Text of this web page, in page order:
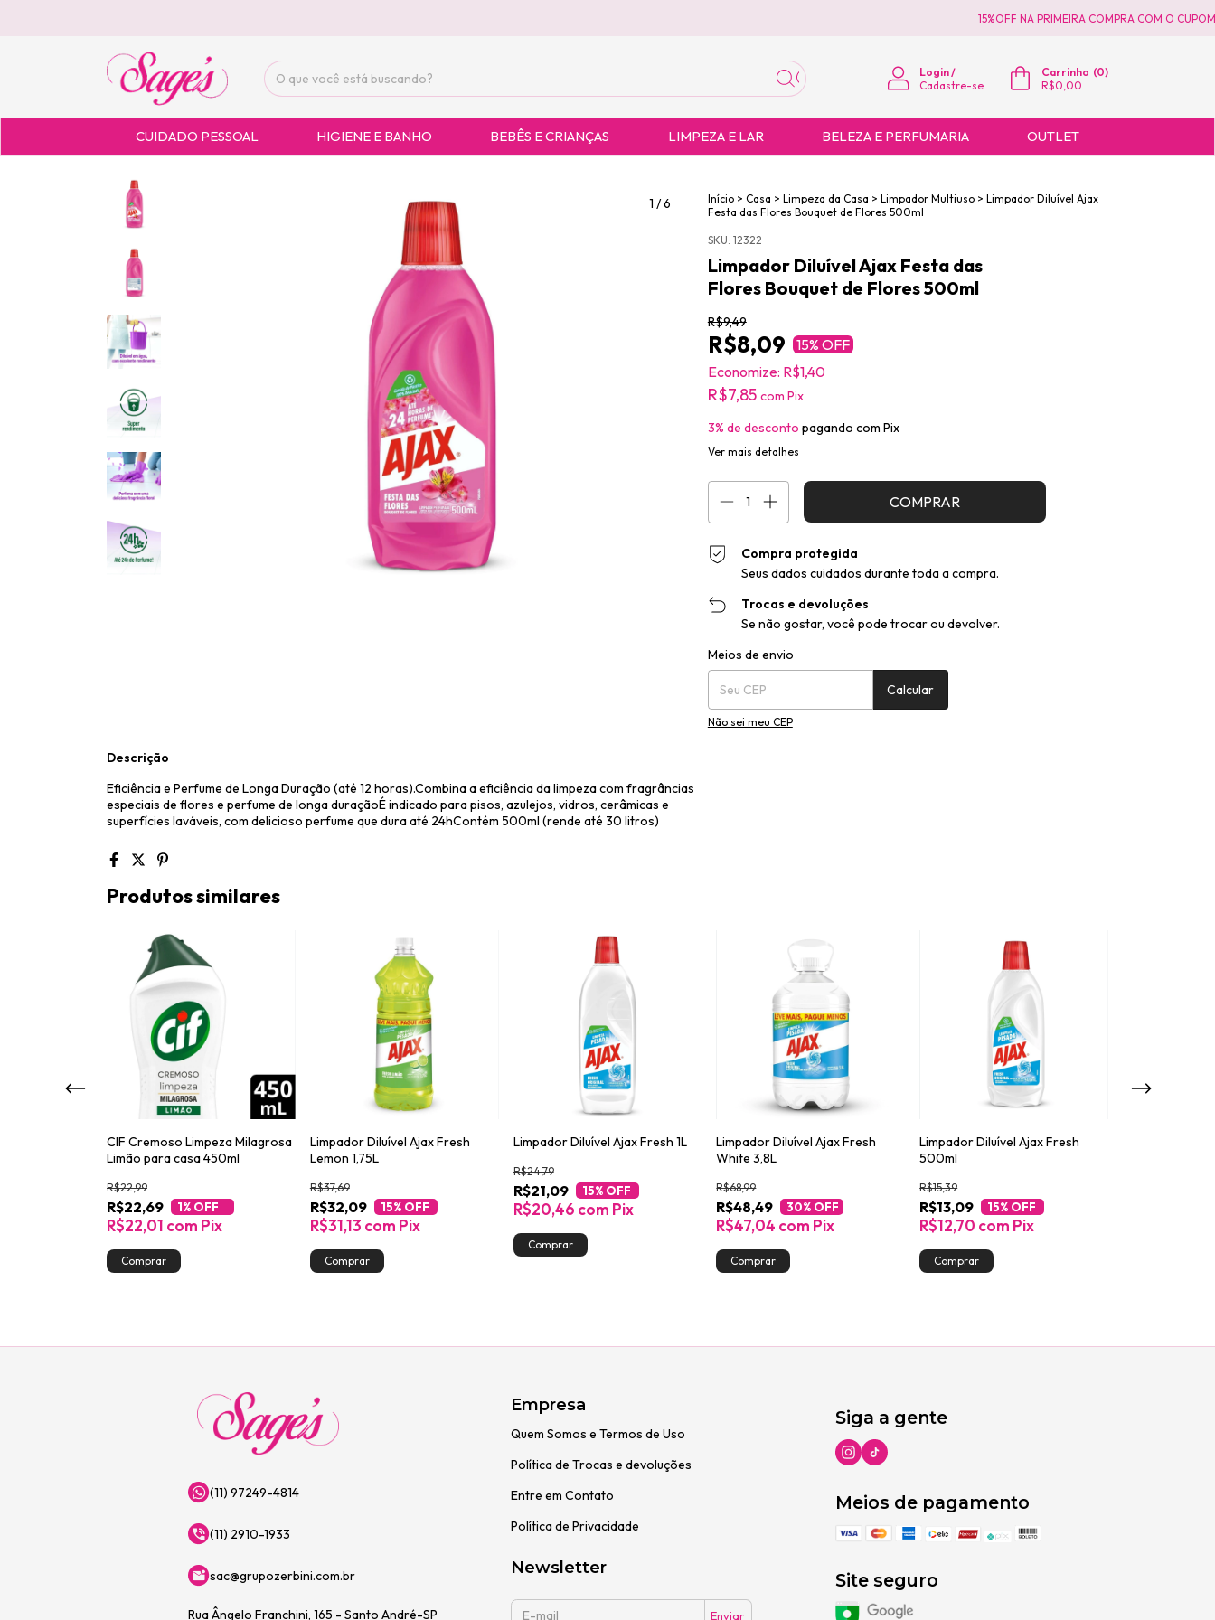
15%OFF NA PRIMEIRA COMPRA COM O CUPOM
Login /
Cadastre-se
Carrinho (0)
R$0,00
CUIDADO PESSOAL HIGIENE E BANHO BEBÊS E CRIANÇAS LIMPEZA E LAR BELEZA E PERFUMARIA OUTLET
1 /6 Início > Casa > Limpeza da Casa > Limpador Multiuso > Limpador Diluível Ajax
Festa das Flores Bouquet de Flores 500ml
SKU: 12322
Limpador Diluível Ajax Festa das
Flores Bouquet de Flores 500ml
R$9,49
R$8,09 15% OFF
Economize: R$1,40
R$7,85 com Pix
3% de desconto pagando com Pix
Ver mais detalhes
Compra protegida
Seus dados cuidados durante toda a compra.
Trocas e devoluções
Se não gostar, você pode trocar ou devolver.
Entregas para o CEP:
Meios de envio
Calcular
Não sei meu CEP
Descrição
Eficiência e Perfume de Longa Duração (até 12 horas).Combina a eficiência da limpeza com fragrâncias
especiais de flores e perfume de longa duraçãoÉ indicado para pisos, azulejos, vidros, cerâmicas e
superfícies laváveis, com delicioso perfume que dura até 24hContém 500ml (rende até 30 litros)
Produtos similares
CIF Cremoso Limpeza Milagrosa
Limão para casa 450ml
R$22,69
R$22,99
1% OFF
R$22,01 com Pix
Limpador Diluível Ajax Fresh
Lemon 1,75L
R$32,09
R$37,69
15% OFF
R$31,13 com Pix
Limpador Diluível Ajax Fresh 1L
R$21,09
R$24,79
15% OFF
R$20,46 com Pix
Limpador Diluível Ajax Fresh
White 3,8L
R$48,49
R$68,99
30% OFF
R$47,04 com Pix
Limpador Diluível Ajax Fresh
500ml
R$13,09
R$15,39
15% OFF
R$12,70 com Pix
(11) 97249-4814
(11) 2910-1933
sac@grupozerbini.com.br
Rua Ângelo Franchini, 165 - Santo André-SP
Empresa
Quem Somos e Termos de Uso
Política de Trocas e devoluções
Entre em Contato
Política de Privacidade
Newsletter
Siga a gente
Meios de pagamento
Site seguro